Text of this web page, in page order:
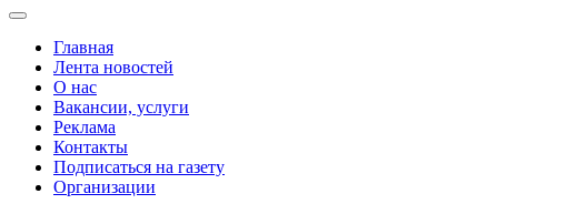
Главная
Лента новостей
О нас
Вакансии, услуги
Реклама
Контакты
Подписаться на газету
Организации